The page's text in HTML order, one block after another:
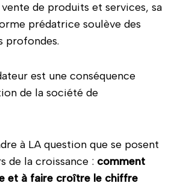
de produits et services, sa
prédatrice soulève des
profondes.
est une conséquence
de la société de
à LA question que se posent
de la croissance : comment
et à faire croître le chiffre